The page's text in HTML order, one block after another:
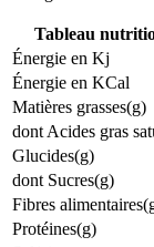
Tableau
Énergie en Kj
Énergie en KCal
Matières grasses(g)
dont Acides gras
Glucides(g)
dont Sucres(g)
Fibres
Protéines(g)